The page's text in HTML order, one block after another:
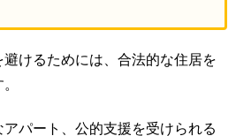
けるためには、合法的な住居を
パート、公的支援を受けられる